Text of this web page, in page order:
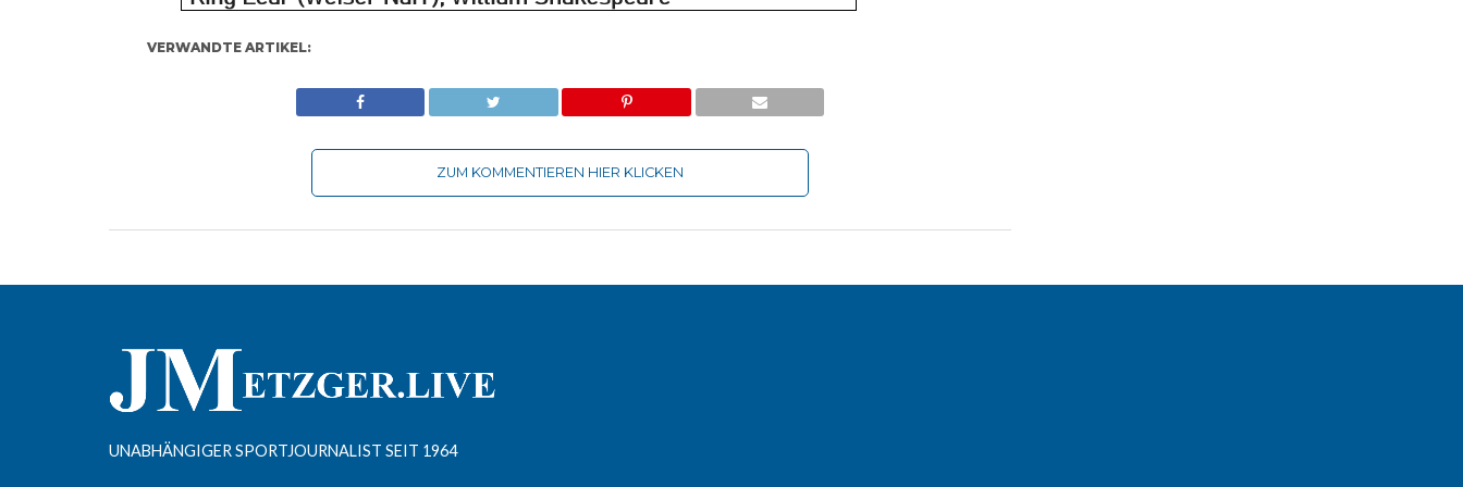
VERWANDTE ARTIKEL:
ZUM KOMMENTIEREN HIER KLICKEN
UNABHÄNGIGER SPORTJOURNALIST SEIT 1964